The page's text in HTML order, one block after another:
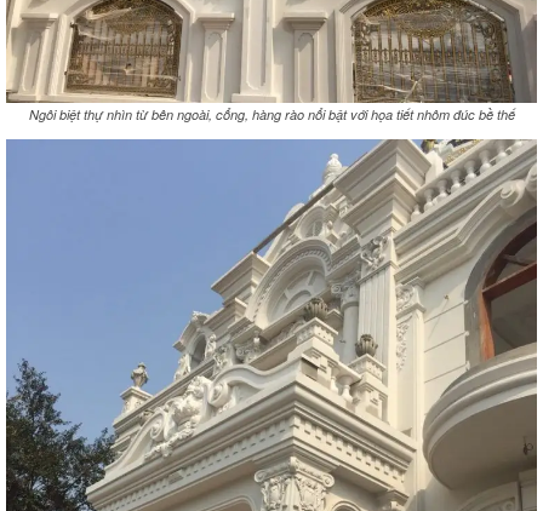
Ngôi biệt thự nhìn từ bên ngoài, cổng, hàng rào nổi bật với họa tiết nhôm đúc bề thế